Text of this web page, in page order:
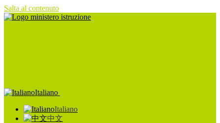
Salta al contenuto
Italiano
Italiano
中文